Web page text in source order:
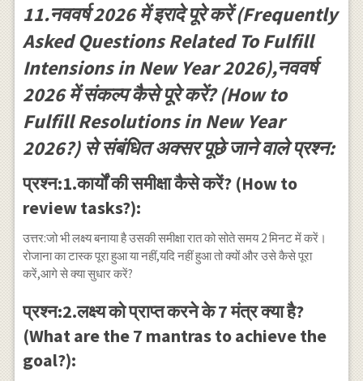
11.नववर्ष 2026 में इरादे पूरे करें (Frequently
Asked Questions Related To Fulfill
Intensions in New Year 2026),नववर्ष
2026 में संकल्प कैसे पूरे करें? (How to
Fulfill Resolutions in New Year
2026?) से संबंधित अक्सर पूछे जाने वाले प्रश्न:
प्रश्न:1.कार्यों की समीक्षा कैसे करें? (How to
review tasks?):
उत्तर:जो भी लक्ष्य बनाया है उसकी समीक्षा रात को सोते समय 2 मिनट में करें।
रोजाना का टास्क पूरा हुआ या नहीं,यदि नहीं हुआ तो क्यों और उसे कैसे पूरा
करें,आगे से क्या सुधार करें?
प्रश्न:2.लक्ष्य को प्राप्त करने के 7 मंत्र क्या है?
(What are the 7 mantras to achieve the
goal?):